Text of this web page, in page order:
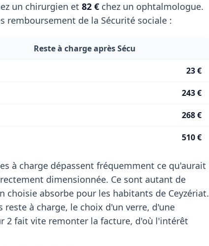
un chirurgien et 82 € chez un ophtalmologue.
remboursement de la Sécurité sociale :
Reste à charge après Sécu
23 €
243 €
268 €
510 €
à charge dépassent fréquemment ce qu'aurait
dimensionnée. Ce sont autant de
choisie absorbe pour les habitants de Ceyzériat.
reste à charge, le choix d'un verre, d'une
2 fait vite remonter la facture, d'où l'intérêt